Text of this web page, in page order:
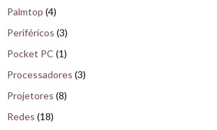
Palmtop (4)
Periféricos (3)
Pocket PC (1)
Processadores (3)
Projetores (8)
Redes (18)